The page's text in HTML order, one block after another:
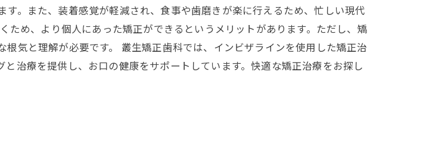
。また、装着感覚が軽減され、食事や歯磨きが楽に行えるため、忙しい現代
ため、より個人にあった矯正ができるというメリットがあります。ただし、矯
気と理解が必要です。 叢生矯正歯科では、インビザラインを使用した矯正治
治療を提供し、お口の健康をサポートしています。快適な矯正治療をお探し